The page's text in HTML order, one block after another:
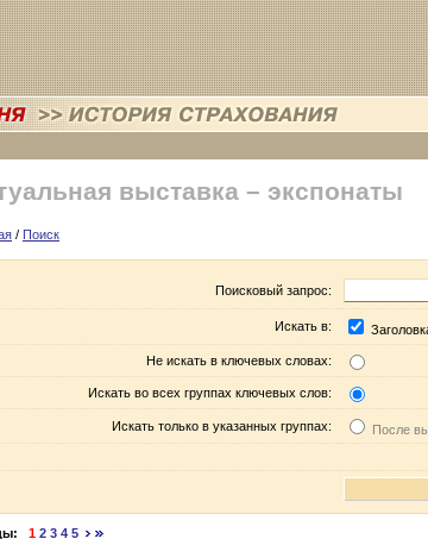
выставка – экспонаты
/ Поиск
Поисковый запрос:
Искать в:
Не искать в ключевых словах:
Искать во всех группах ключевых слов:
Искать только в указанных группах: После
1 2 3 4 5